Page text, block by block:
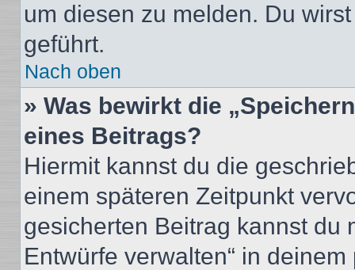
um diesen zu melden. Du
geführt.
Nach oben
» Was bewirkt die
eines Beitrags?
Hiermit kannst du die
einem späteren Zeitpunkt
gesicherten Beitrag kannst du
Entwürfe verwalten“ in